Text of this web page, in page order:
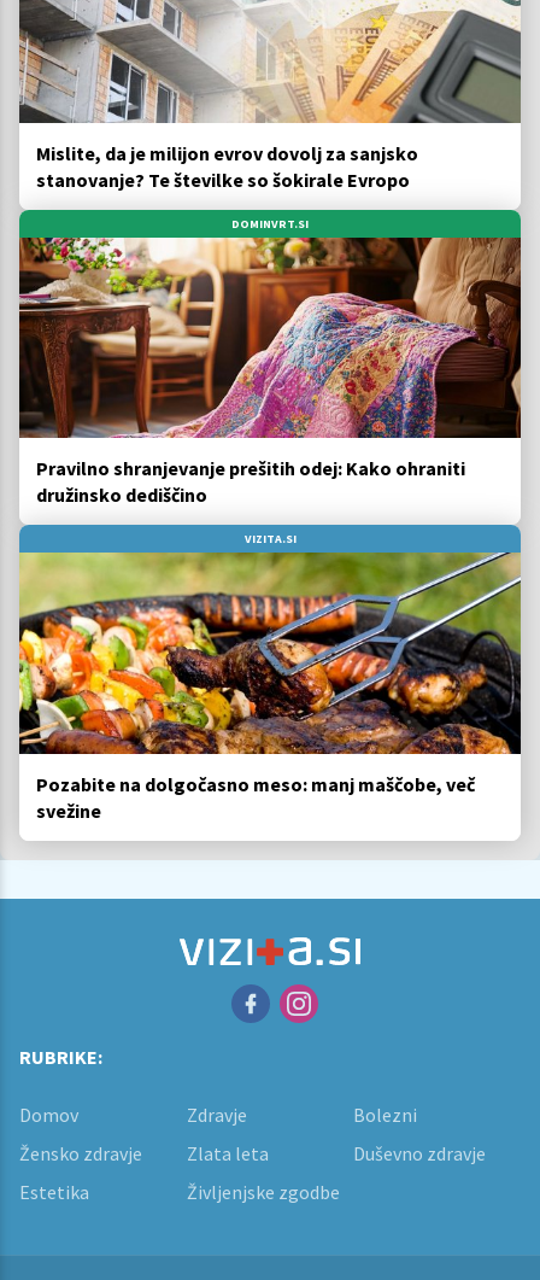
Mislite, da je milijon evrov dovolj za sanjsko
stanovanje? Te številke so šokirale Evropo
DOMINVRT.SI
Pravilno shranjevanje prešitih odej: Kako ohraniti
družinsko dediščino
VIZITA.SI
Pozabite na dolgočasno meso: manj maščobe, več
svežine
RUBRIKE:
Domov Zdravje
Bolezni
Žensko zdravje
Zlata leta
Duševno zdravje
Estetika
Življenjske zgodbe